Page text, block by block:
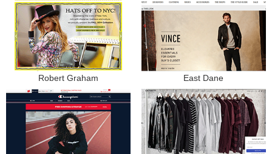
Robert Graham East Dane